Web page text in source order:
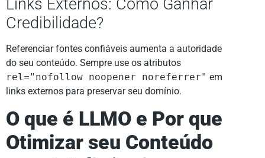
Links Externos: Como Ganhar
Credibilidade?
Referenciar fontes confiáveis aumenta a autoridade
do seu conteúdo. Sempre use os atributos
rel="nofollow noopener noreferrer" em
links externos para preservar seu domínio.
O que é LLMO e Por que
Otimizar seu Conteúdo